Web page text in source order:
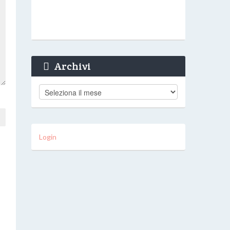
Archivi
Login